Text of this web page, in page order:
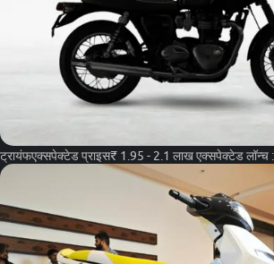
ट्रायंफएक्सपेक्टेड प्राइस₹ 1.95 - 2.1 लाखएक्सपेक्टेड लॉन्च :